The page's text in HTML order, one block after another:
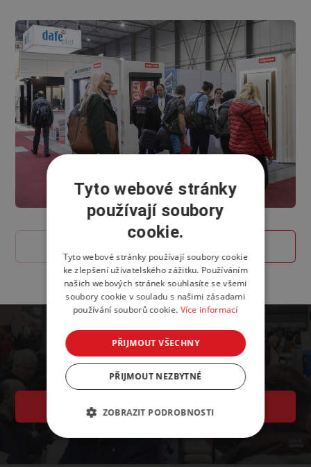
KALENDÁŘ AKCÍ PVA
Tyto webové stránky
používají soubory
cookie.
Tyto webové stránky používají soubory cookie
ke zlepšení uživatelského zážitku. Používáním
našich webových stránek souhlasíte se všemi
soubory cookie v souladu s našimi zásadami
používání souborů cookie. Více informací
PŘIJMOUT VŠECHNY
PŘIJMOUT NEZBYTNÉ
ZOBRAZIT PODROBNOSTI